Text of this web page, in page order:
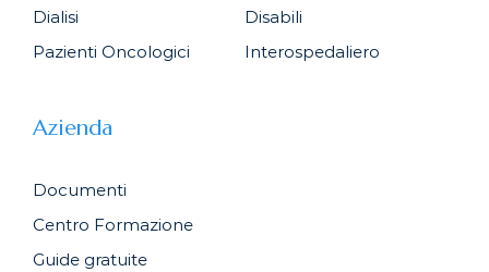
Dialisi
Disabili
Pazienti Oncologici
Interospedaliero
Azienda
Documenti
Centro Formazione
Guide gratuite